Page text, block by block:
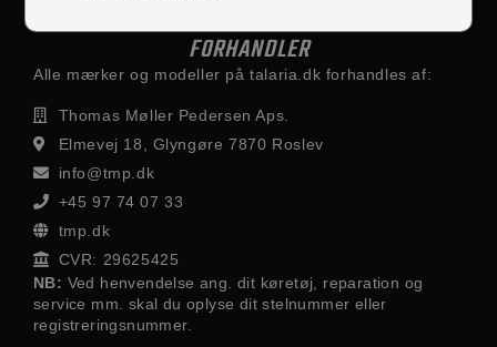
FORHANDLER
Alle mærker og modeller på talaria.dk forhandles af:
Thomas Møller Pedersen Aps.
Elmevej 18, Glyngøre 7870 Roslev
info@tmp.dk
+45 97 74 07 33
tmp.dk
CVR: 29625425
NB: Ved henvendelse ang. dit køretøj, reparation og
service mm. skal du oplyse dit stelnummer eller
registreringsnummer.